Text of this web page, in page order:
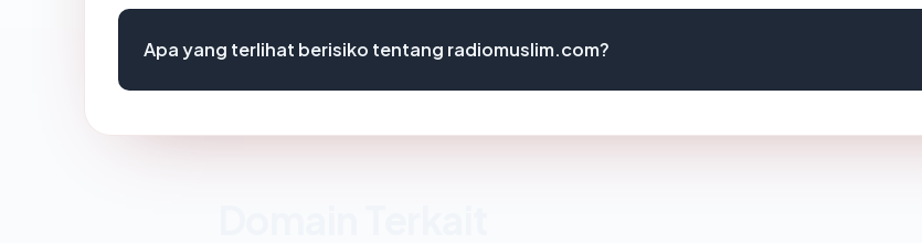
Apa yang terlihat berisiko tentang radiomuslim.com?